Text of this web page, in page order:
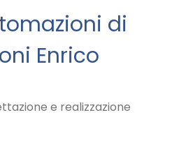
di
Enrico
e realizzazione